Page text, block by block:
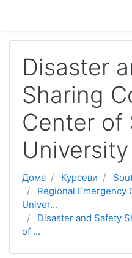
Disaster
Sharing
Center of
University
Дома Курсеви
Regional Emergency
Univer...
Disaster and Safety
of ...